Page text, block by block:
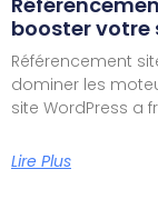
booster votre
Référencement
dominer les
site WordPress a
Lire Plus